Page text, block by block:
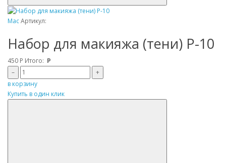
MacАртикул:
Набор для макияжа (тени) P-10
450 Р Итого: Р
–
+
в корзину
Купить в один клик